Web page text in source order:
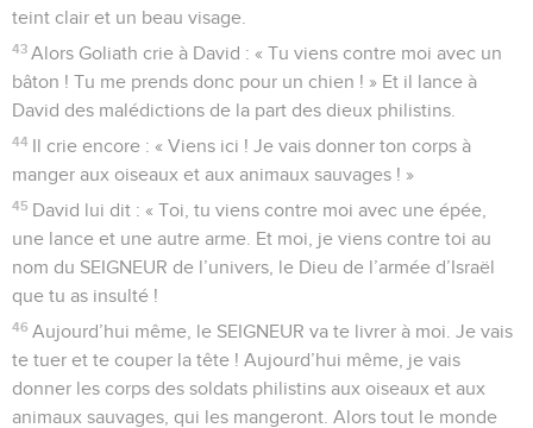
teint clair et un beau visage.
43 Alors Goliath crie à David : « Tu viens contre moi avec un
bâton ! Tu me prends donc pour un chien ! » Et il lance à
David des malédictions de la part des dieux philistins.
44 Il crie encore : « Viens ici ! Je vais donner ton corps à
manger aux oiseaux et aux animaux sauvages ! »
45 David lui dit : « Toi, tu viens contre moi avec une épée,
une lance et une autre arme. Et moi, je viens contre toi au
nom du SEIGNEUR de l’univers, le Dieu de l’armée d’Israël
que tu as insulté !
46 Aujourd’hui même, le SEIGNEUR va te livrer à moi. Je vais
te tuer et te couper la tête ! Aujourd’hui même, je vais
donner les corps des soldats philistins aux oiseaux et aux
animaux sauvages, qui les mangeront. Alors tout le monde